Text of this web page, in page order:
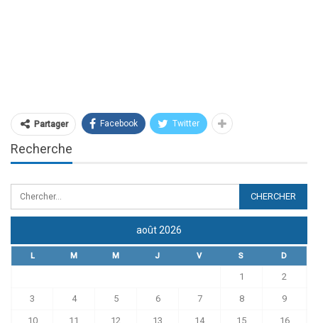
Partager Facebook Twitter
Recherche
août 2026
L M M J V S D
1 2
3 4 5 6 7 8 9
10 11 12 13 14 15 16